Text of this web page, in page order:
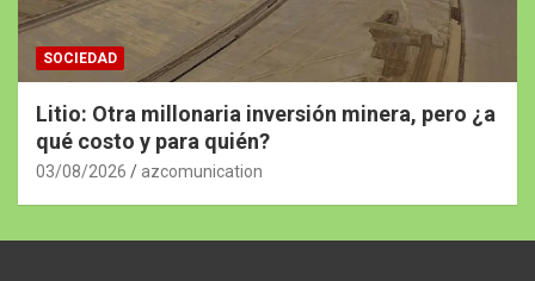
SOCIEDAD
Litio: Otra millonaria inversión minera, pero ¿a
qué costo y para quién?
03/08/2026 azcomunication